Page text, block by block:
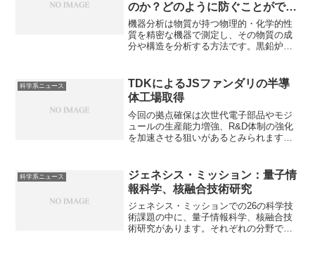
のか？どのように防ぐことができ
るか？
機器分析は物質が持つ物理的・化学的性
質を精密な機器で測定し、その物質の成
分や構造を分析する方法です。黒鉛炉加
（チューブ）の中で原子化する手法で
す。精度に優れる理由と欠点である化学
干渉を防ぐ理由を知ることができます。
科学系ニュース
TDKによるJSファンダリの半導
体工場取得
今回の拠点確保は次世代電子部品やモジ
ュールの生産能力増強、R&D体制の強化
を加速させる狙いがあるとみられます。
リットを知ることができます。
科学系ニュース
ジェネシス・ミッション：量子情
報科学、核融合技術研究
ジェネシス・ミッションでの26の科学技
術課題の中に、量子情報科学、核融合技
術研究があります。それぞれの分野での